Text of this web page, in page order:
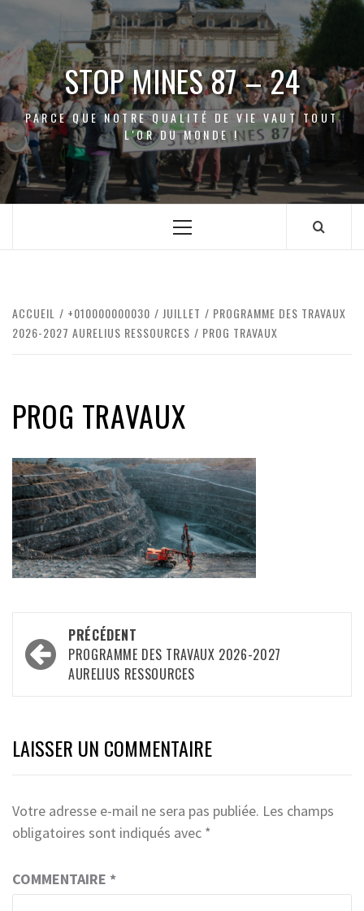
contenu
STOP MINES 87 – 24
PARCE QUE NOTRE QUALITÉ DE VIE VAUT TOUT
L'OR DU MONDE !
Menu
ACCUEIL +010000000030 JUILLET
PROGRAMME DES TRAVAUX
2026-2027 AURELIUS RESSOURCES
PROG TRAVAUX
PROG TRAVAUX
Navigation
d’article
PRÉCÉDENT
PROGRAMME DES TRAVAUX 2026-2027
AURELIUS RESSOURCES
LAISSER UN COMMENTAIRE
Votre adresse e-mail ne sera pas publiée. Les champs
obligatoires sont indiqués avec *
COMMENTAIRE *